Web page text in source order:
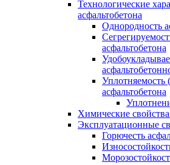
Технологические
асфальтобетона
Однородность
асфальтобетона
Уплотняемость
асфальтобетона
Химические свойства
Эксплуатационные
Горючесть